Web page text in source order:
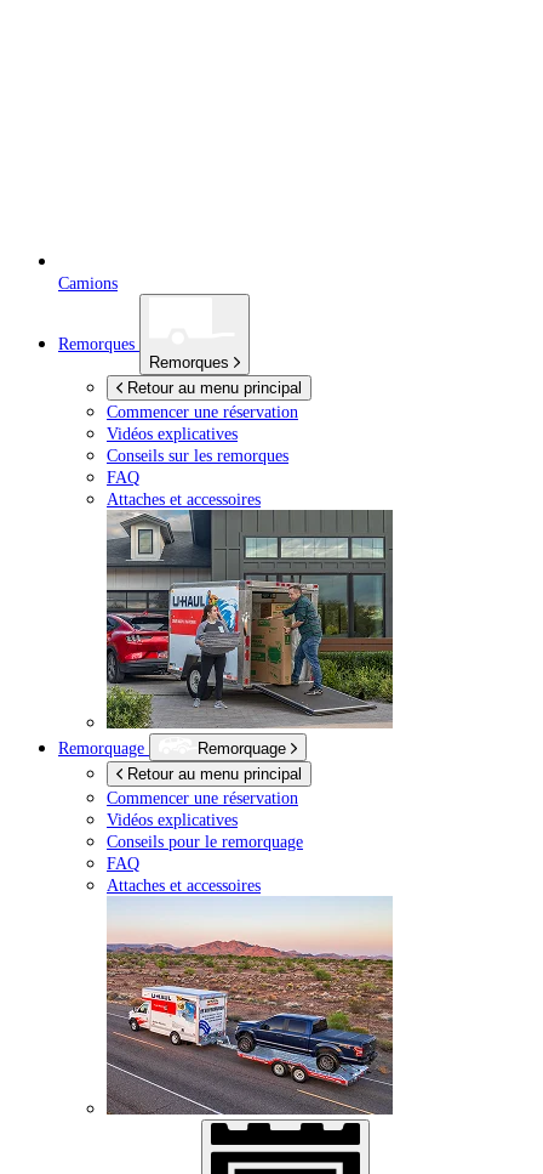
Camions
Remorques
Remorques
Retour au menu principal
Commencer une réservation
Vidéos explicatives
Conseils sur les remorques
FAQ
Attaches et accessoires
Remorquage
Remorquage
Retour au menu principal
Commencer une réservation
Vidéos explicatives
Conseils pour le remorquage
FAQ
Attaches et accessoires